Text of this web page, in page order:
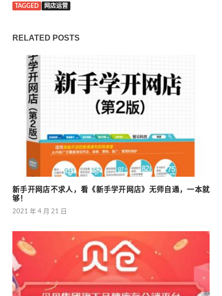
TAGGED 网店运营
RELATED POSTS
新手开网店不求人，看《新手学开网店》无师自通，一本就
够！
2021 年 4 月 21 日